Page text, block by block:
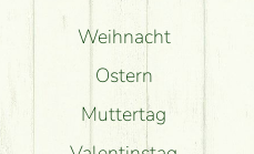
Weihnacht
Ostern
Muttertag